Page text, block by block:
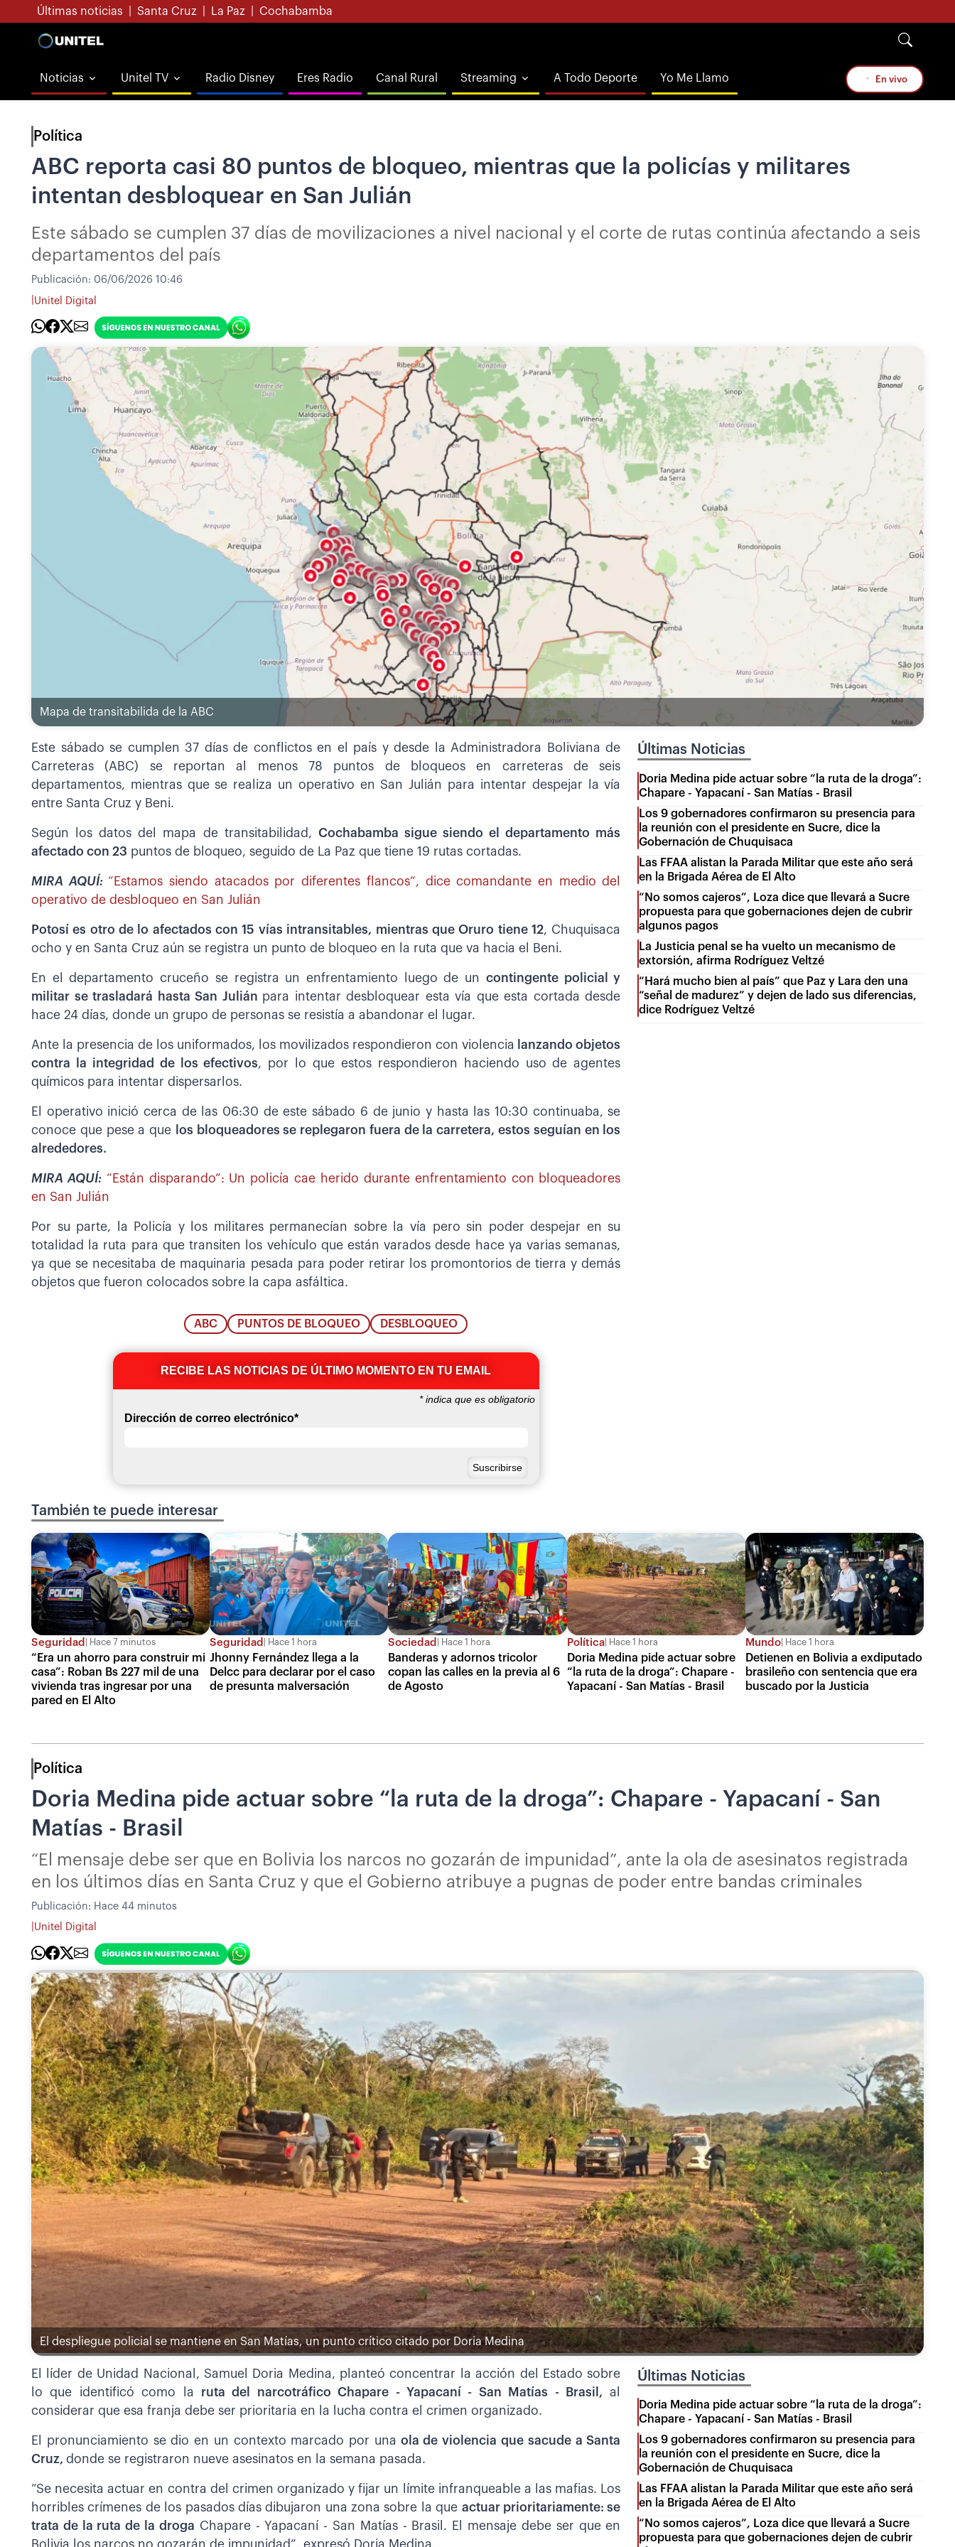
Últimas noticias Santa Cruz La Paz Cochabamba
Noticias Unitel TV Radio Disney Eres Radio Canal Rural Streaming A Todo Deporte Yo Me Llamo En vivo
Política
ABC reporta casi 80 puntos de bloqueo, mientras que la policías y militares
intentan desbloquear en San Julián
Este sábado se cumplen 37 días de movilizaciones a nivel nacional y el corte de rutas continúa afectando a seis
departamentos del país
Publicación: 06/06/2026 10:46
Unitel Digital
Mapa de transitabilida de la ABC
Este sábado se cumplen 37 días de conflictos en el país y desde la Administradora Boliviana de
Carreteras (ABC) se reportan al menos 78 puntos de bloqueos en carreteras de seis
departamentos, mientras que se realiza un operativo en San Julián para intentar despejar la vía
entre Santa Cruz y Beni.
Según los datos del mapa de transitabilidad, Cochabamba sigue siendo el departamento más
afectado con 23 puntos de bloqueo, seguido de La Paz que tiene 19 rutas cortadas.
MIRA AQUÍ: “Estamos siendo atacados por diferentes flancos”, dice comandante en medio del
operativo de desbloqueo en San Julián
Potosí es otro de lo afectados con 15 vías intransitables, mientras que Oruro tiene 12, Chuquisaca
ocho y en Santa Cruz aún se registra un punto de bloqueo en la ruta que va hacia el Beni.
En el departamento cruceño se registra un enfrentamiento luego de un contingente policial y
militar se trasladará hasta San Julián para intentar desbloquear esta vía que esta cortada desde
hace 24 días, donde un grupo de personas se resistía a abandonar el lugar.
Ante la presencia de los uniformados, los movilizados respondieron con violencia
lanzando objetos
contra la integridad de los efectivos, por lo que estos respondieron haciendo uso de agentes
químicos para intentar dispersarlos.
El operativo inició cerca de las 06:30 de este sábado 6 de junio y hasta las 10:30 continuaba, se
conoce que pese a que
los bloqueadores se replegaron fuera de la carretera, estos seguían en los
alrededores.
MIRA AQUÍ: “Están disparando”: Un policía cae herido durante enfrentamiento con bloqueadores
en San Julián
Por su parte, la Policía y los militares permanecían sobre la vía pero sin poder despejar en su
totalidad la ruta para que transiten los vehículo que están varados desde hace ya varias semanas,
ya que se necesitaba de maquinaria pesada para poder retirar los promontorios de tierra y demás
objetos que fueron colocados sobre la capa asfáltica.
ABC PUNTOS DE BLOQUEO DESBLOQUEO
RECIBE LAS NOTICIAS DE ÚLTIMO MOMENTO EN TU EMAIL
*indica que es obligatorio
Dirección de correo electrónico*
Últimas Noticias
Doria Medina pide actuar sobre “la ruta de la droga”:
Chapare - Yapacaní - San Matías - Brasil
Los 9 gobernadores confirmaron su presencia para
la reunión con el presidente en Sucre, dice la
Gobernación de Chuquisaca
Las FFAA alistan la Parada Militar que este año será
en la Brigada Aérea de El Alto
“No somos cajeros”, Loza dice que llevará a Sucre
propuesta para que gobernaciones dejen de cubrir
algunos pagos
La Justicia penal se ha vuelto un mecanismo de
extorsión, afirma Rodríguez Veltzé
“Hará mucho bien al país” que Paz y Lara den una
“señal de madurez” y dejen de lado sus diferencias,
dice Rodríguez Veltzé
También te puede interesar
Seguridad Hace 7 minutos
“Era un ahorro para construir mi
casa”: Roban Bs 227 mil de una
vivienda tras ingresar por una
pared en El Alto
Seguridad Hace 1 hora
Jhonny Fernández llega a la
Delcc para declarar por el caso
de presunta malversación
Sociedad Hace 1 hora
Banderas y adornos tricolor
copan las calles en la previa al 6
de Agosto
Política Hace 1 hora
Doria Medina pide actuar sobre
“la ruta de la droga”: Chapare -
Yapacaní - San Matías - Brasil
Mundo Hace 1 hora
Detienen en Bolivia a exdiputado
brasileño con sentencia que era
buscado por la Justicia
Política
Doria Medina pide actuar sobre “la ruta de la droga”: Chapare - Yapacaní - San
Matías - Brasil
“El mensaje debe ser que en Bolivia los narcos no gozarán de impunidad”, ante la ola de asesinatos registrada
en los últimos días en Santa Cruz y que el Gobierno atribuye a pugnas de poder entre bandas criminales
Publicación: Hace 44 minutos
Unitel Digital
El despliegue policial se mantiene en San Matías, un punto crítico citado por Doria Medina
El líder de Unidad Nacional, Samuel Doria Medina, planteó concentrar la acción del Estado sobre
lo que identificó como la ruta del narcotráfico Chapare - Yapacaní - San Matías - Brasil, al
considerar que esa franja debe ser prioritaria en la lucha contra el crimen organizado.
El pronunciamiento se dio en un contexto marcado por una ola de violencia que sacude a Santa
Cruz, donde se registraron nueve asesinatos en la semana pasada.
”Se necesita actuar en contra del crimen organizado y fijar un límite infranqueable a las mafias. Los
horribles crímenes de los pasados días dibujaron una zona sobre la que actuar prioritariamente: se
trata de la ruta de la droga Chapare - Yapacaní - San Matías - Brasil. El mensaje debe ser que en
Últimas Noticias
Doria Medina pide actuar sobre “la ruta de la droga”:
Chapare - Yapacaní - San Matías - Brasil
Los 9 gobernadores confirmaron su presencia para
la reunión con el presidente en Sucre, dice la
Gobernación de Chuquisaca
Las FFAA alistan la Parada Militar que este año será
en la Brigada Aérea de El Alto
“No somos cajeros”, Loza dice que llevará a Sucre
propuesta para que gobernaciones dejen de cubrir